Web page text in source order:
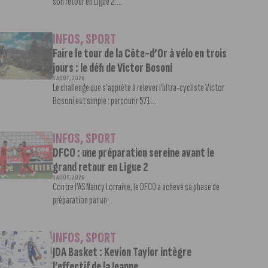
INFOS,SPORT
Faire le tour de la Côte-d’Or à vélo en trois
jours : le défi de Victor Bosoni
5 AOÛT, 2026
Le challenge que s’apprête à relever l’ultra-cycliste Victor
Bosoni est simple : parcourir 571...
INFOS,SPORT
DFCO : une préparation sereine avant le
grand retour en Ligue 2
3 AOÛT, 2026
Contre l’AS Nancy Lorraine, le DFCO a achevé sa phase de
préparation par un...
INFOS,SPORT
JDA Basket : Kevion Taylor intègre